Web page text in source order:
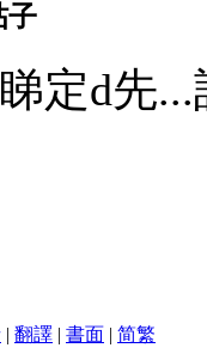
子
定d先
| 翻譯 | 書面 | 简繁